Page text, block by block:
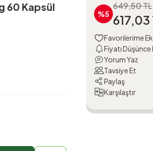
60 Kapsül
%5
649,50 TL
617,03
Fiyatı Düşünce
Yorum Yaz
Tavsiye Et
Paylaş
Karşılaştır